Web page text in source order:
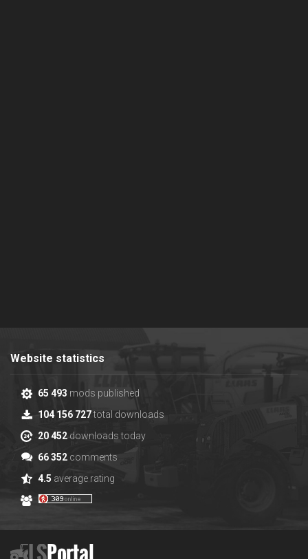
Website statistics
65 493 mods published
104 156 727total downloads
20 452downloads today
66 352 comments
4.5 average rating